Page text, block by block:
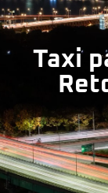
Taxi